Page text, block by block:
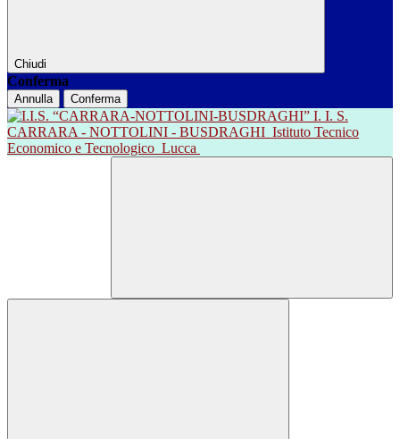
Chiudi
Conferma
Annulla Conferma
I. I. S.
CARRARA - NOTTOLINI - BUSDRAGHI Istituto Tecnico
Economico e Tecnologico Lucca